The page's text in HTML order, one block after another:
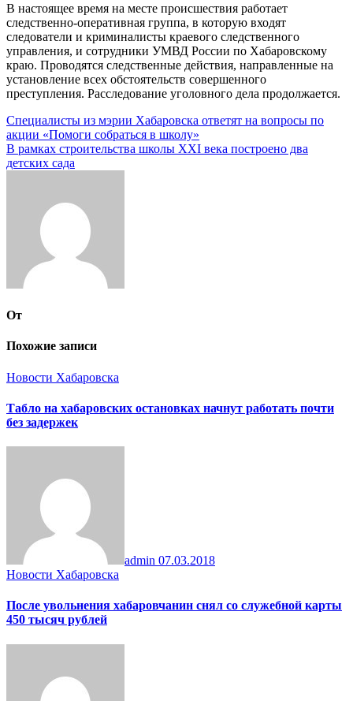
В настоящее время на месте происшествия работает
следственно-оперативная группа, в которую входят
следователи и криминалисты краевого следственного
управления, и сотрудники УМВД России по Хабаровскому
краю. Проводятся следственные действия, направленные на
установление всех обстоятельств совершенного
преступления. Расследование уголовного дела продолжается.
Навигация
по
записям
Специалисты из мэрии Хабаровска ответят на вопросы по
акции «Помоги собраться в школу»
В рамках строительства школы XXI века построено два
детских сада
От
Похожие записи
Новости Хабаровска
Табло на хабаровских остановках начнут работать почти
без задержек
admin 07.03.2018
Новости Хабаровска
После увольнения хабаровчанин снял со служебной карты
450 тысяч рублей